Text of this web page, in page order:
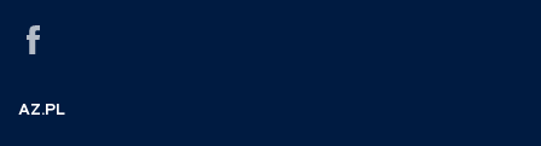
AZ.PL